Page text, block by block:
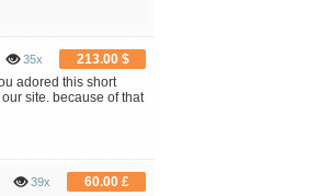
213.00 $
35x
adored this short
site. because of that
60.00 £
39x